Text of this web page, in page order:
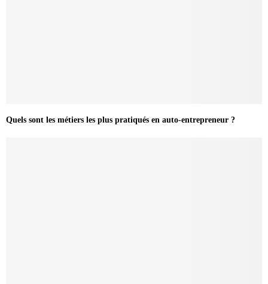
Quels sont les métiers les plus pratiqués en auto-entrepreneur ?